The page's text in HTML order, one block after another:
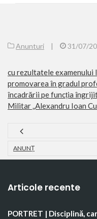
Anunturi 31/07/
cu rezultatele
promovarea în gradul
încadrării pe funcția
Militar „Alexandru Ioan
ANUNȚ
Articole recente
PORTRET | Disciplină,